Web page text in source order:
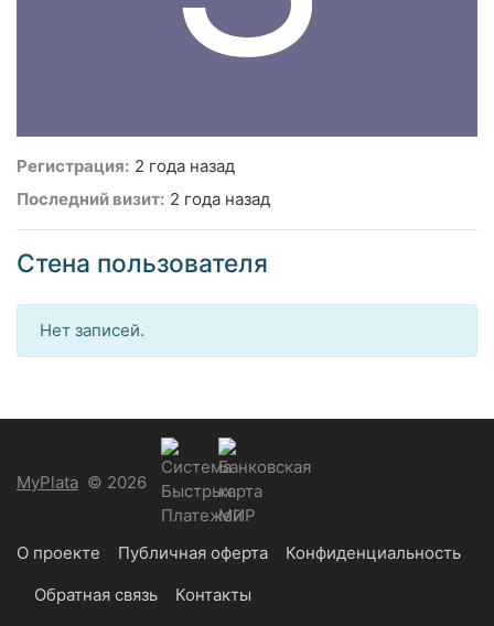
Регистрация: 2 года назад
Последний визит: 2 года назад
Стена пользователя
Нет записей.
MyPlata © 2026
О проекте Публичная оферта
Конфиденциальность
Обратная связь
Контакты